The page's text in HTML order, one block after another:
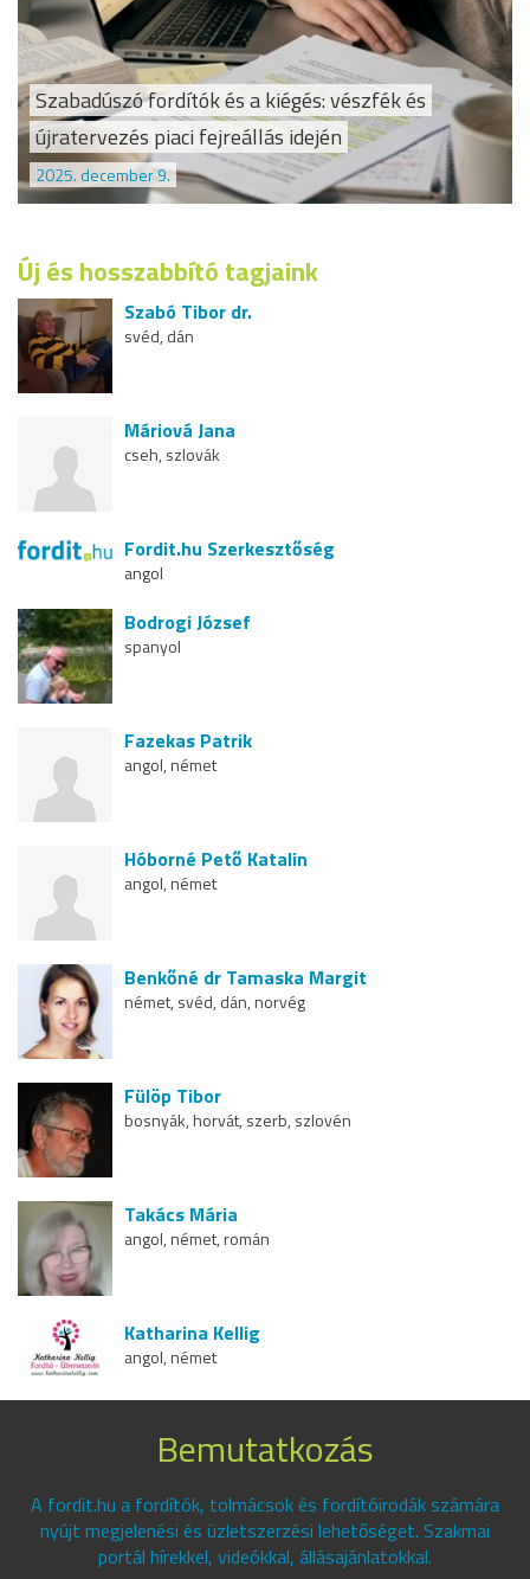
Szabadúszó fordítók és a kiégés: vészfék és
újratervezés piaci fejreállás idején
2025. december 9.
Új és hosszabbító tagjaink
Szabó Tibor dr.
svéd, dán
Máriová Jana
cseh, szlovák
Fordit.hu Szerkesztőség
angol
Bodrogi József
spanyol
Fazekas Patrik
angol, német
Hóborné Pető Katalin
angol, német
Benkőné dr Tamaska Margit
német, svéd, dán, norvég
Fülöp Tibor
bosnyák, horvát, szerb, szlovén
Takács Mária
angol, német, román
Katharina Kellig
angol, német
Bemutatkozás
A fordit.hu a fordítók, tolmácsok és fordítóirodák számára
nyújt megjelenési és üzletszerzési lehetőséget. Szakmai
portál hírekkel, videókkal, állásajánlatokkal.